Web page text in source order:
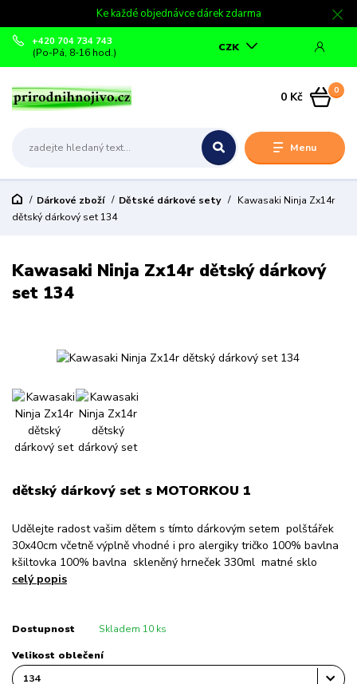
Ke každé objednávce dárek zdarma
Menu
CZK
+420 704 734 743
(Po-Pá, 8-16 hod.)
0
0 Kč
Dárkové zboží Dětské dárkové sety
Kawasaki Ninja Zx14r
dětský dárkový set 134
Kawasaki Ninja Zx14r dětský dárkový
set 134
dětský dárkový set s MOTORKOU 1
Udělejte radost vašim dětem s tímto dárkovým setem polštářek
30x40cm včetně výplně vhodné i pro alergiky tričko 100% bavlna
kšiltovka 100% bavlna skleněný hrneček 330ml matné sklo
celý popis
Dostupnost Skladem 10 ks
Velikost oblečení